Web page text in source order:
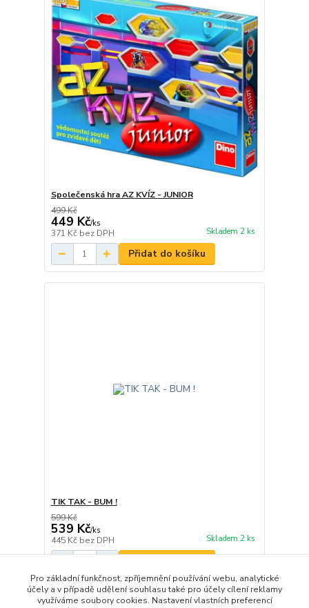
Společenská hra AZ KVÍZ - JUNIOR
499 Kč
449 Kč/ks
371 Kč bez DPH Skladem 2 ks
Přidat do košíku
TIK TAK - BUM !
599 Kč
539 Kč/ks
445 Kč bez DPH Skladem 2 ks
Pro základní funkčnost, zpříjemnění používání webu, analytické
účely a v případě udělení souhlasu také pro účely cílení reklamy
využíváme soubory cookies. Nastavení vlastních preferencí